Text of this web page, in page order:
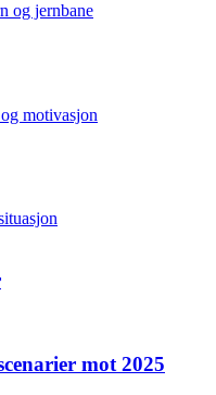
og jernbane
motivasjon
mot 2025